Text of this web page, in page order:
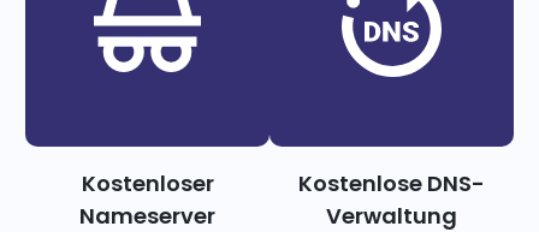
Kostenloser
Nameserver
Kostenlose DNS-
Verwaltung